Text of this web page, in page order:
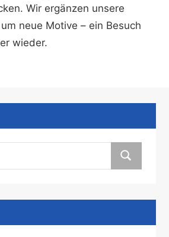
Wir ergänzen unsere
neue Motive – ein Besuch
wieder.